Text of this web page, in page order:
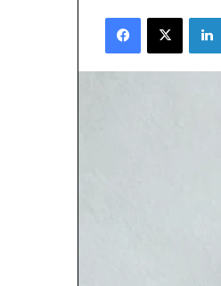
Facebook
X